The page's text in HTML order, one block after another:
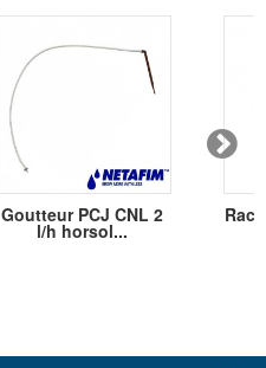
Goutteur PCJ CNL 2
l/h horsol...